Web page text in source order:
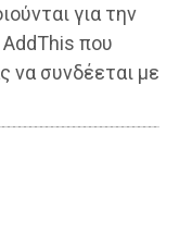
για την
AddThis που
να συνδέεται με